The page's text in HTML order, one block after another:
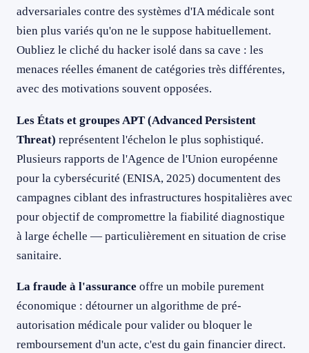
adversariales contre des systèmes d'IA médicale sont
bien plus variés qu'on ne le suppose habituellement.
Oubliez le cliché du hacker isolé dans sa cave : les
menaces réelles émanent de catégories très différentes,
avec des motivations souvent opposées.
Les États et groupes APT (Advanced Persistent
Threat) représentent l'échelon le plus sophistiqué.
Plusieurs rapports de l'Agence de l'Union européenne
pour la cybersécurité (ENISA, 2025) documentent des
campagnes ciblant des infrastructures hospitalières avec
pour objectif de compromettre la fiabilité diagnostique
à large échelle — particulièrement en situation de crise
sanitaire.
La fraude à l'assurance offre un mobile purement
économique : détourner un algorithme de pré-
autorisation médicale pour valider ou bloquer le
remboursement d'un acte, c'est du gain financier direct.